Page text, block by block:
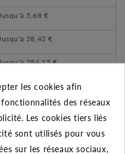
5,68 €
28,42 €
284,15 €
les cookies afin
des réseaux
Les cookies tiers liés
sont utilisés pour vous
sur les réseaux sociaux,